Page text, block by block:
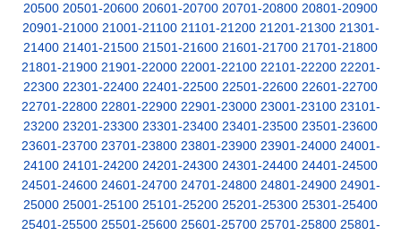
20500 20501-20600 20601-20700 20701-20800 20801-20900
20901-21000 21001-21100 21101-21200 21201-21300 21301-
21400 21401-21500 21501-21600 21601-21700 21701-21800
21801-21900 21901-22000 22001-22100 22101-22200 22201-
22300 22301-22400 22401-22500 22501-22600 22601-22700
22701-22800 22801-22900 22901-23000 23001-23100 23101-
23200 23201-23300 23301-23400 23401-23500 23501-23600
23601-23700 23701-23800 23801-23900 23901-24000 24001-
24100 24101-24200 24201-24300 24301-24400 24401-24500
24501-24600 24601-24700 24701-24800 24801-24900 24901-
25000 25001-25100 25101-25200 25201-25300 25301-25400
25401-25500 25501-25600 25601-25700 25701-25800 25801-